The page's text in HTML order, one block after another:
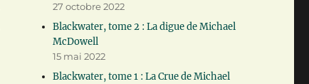
27 octobre 2022
Blackwater, tome 2 : La digue de Michael
McDowell
15 mai 2022
Blackwater, tome 1 : La Crue de Michael